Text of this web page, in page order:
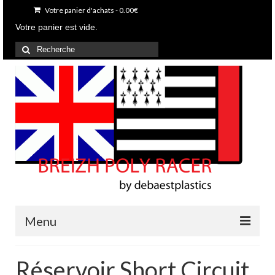
Votre panier d'achats -0.00€
Votre panier est vide.
Rechercher
:
Menu